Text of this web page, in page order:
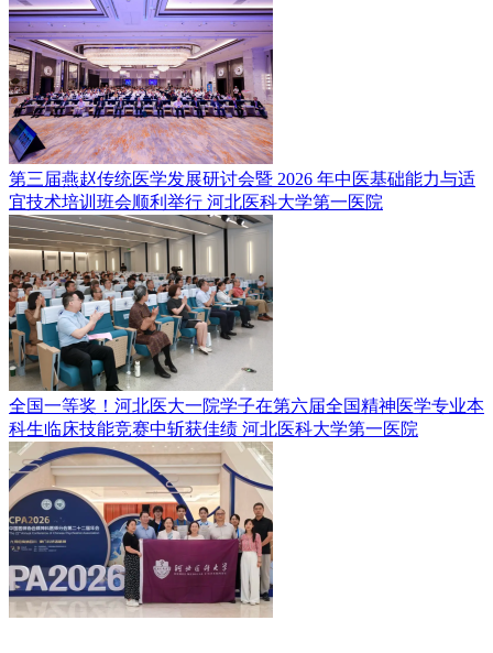
第三届燕赵传统医学发展研讨会暨 2026 年中医基础能力与适
宜技术培训班会顺利举行 河北医科大学第一医院
全国一等奖！河北医大一院学子在第六届全国精神医学专业本
科生临床技能竞赛中斩获佳绩 河北医科大学第一医院